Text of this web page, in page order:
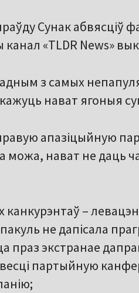
Сунак абвясціў
«TLDR News»
з самых
кажуць нават ягоныя
правую апазіцыйную
можа, нават не даць
канкурэнтаў –
не дапісала
праз экстранае
партыйную